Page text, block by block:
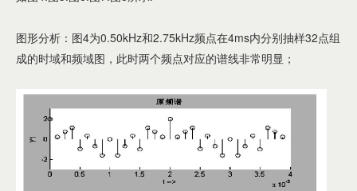
图形分析：图4为0.50kHz和2.75kHz频点在4ms内分别抽样32点组
成的时域和频域图，此时两个频点对应的谱线非常明显；